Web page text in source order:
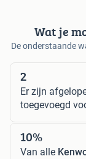
Wat je
De onderstaande
2
Er zijn
toegevoegd
10%
Van alle